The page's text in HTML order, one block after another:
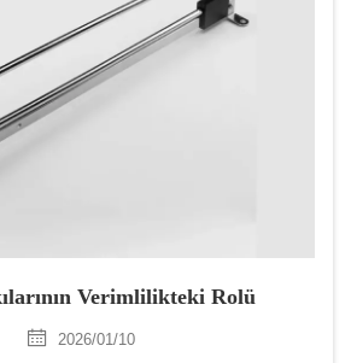
Verimlilikteki Rolü
2026/01/10